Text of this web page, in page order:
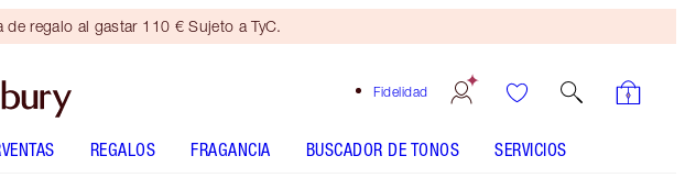
de regalo al gastar 110 € Sujeto a TyC.
Fidelidad
REGALOS FRAGANCIA BUSCADOR DE TONOS SERVICIOS